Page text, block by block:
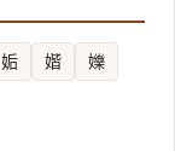
姤 媘
㜰